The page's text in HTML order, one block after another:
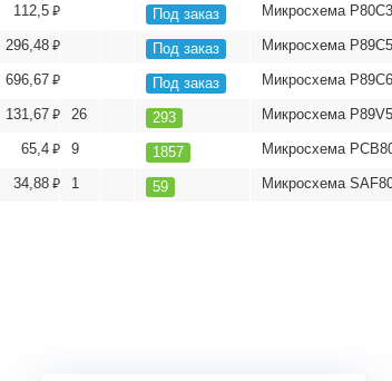
112,5 ⃏ Под заказ Микросхема
296,48 ⃏ Под заказ Микросхема
696,67 ⃏ Под заказ Микросхема
131,67 ⃏ 26 293 Микросхема
65,4 ⃏ 9 1857 Микросхема
34,88 ⃏ 1 59 Микросхема